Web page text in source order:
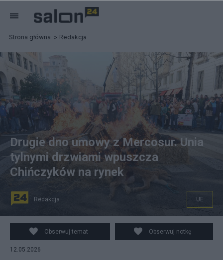
Strona główna Redakcja
Drugie dno umowy z Mercosur. Unia
tylnymi drzwiami wpuszcza
Chińczyków na rynek
Redakcja UE
Obserwuj temat Obserwuj notkę
12.05.2026